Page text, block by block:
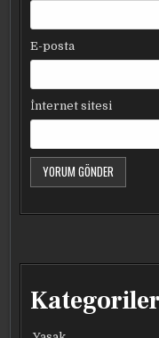
E-posta
İnternet sitesi
Kategoriler